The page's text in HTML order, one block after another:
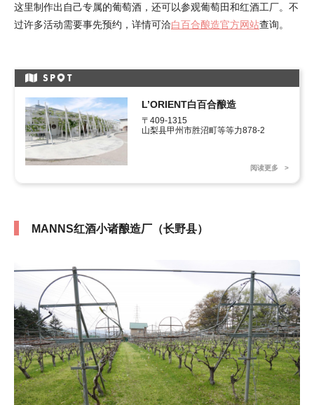
这里制作出自己专属的葡萄酒，还可以参观葡萄田和红酒工厂。不
过许多活动需要事先预约，详情可洽白百合酿造官方网站查询。
SP T
L’ORIENT白百合酿造
〒409-1315
山梨县甲州市胜沼町等等力878-2
阅读更多
MANNS红酒小诸酿造厂（长野县）